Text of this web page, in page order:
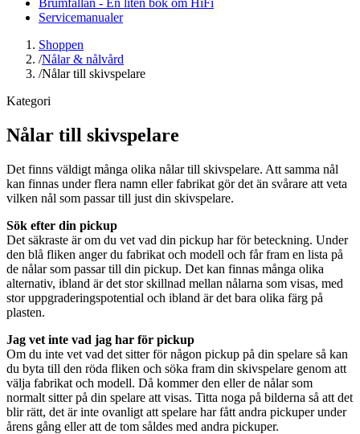
Servicemanualer
Shoppen
/Nålar & nålvård
/Nålar till skivspelare
Kategori
Nålar till skivspelare
Det finns väldigt många olika nålar till skivspelare. Att samma nål
kan finnas under flera namn eller fabrikat gör det än svårare att veta
vilken nål som passar till just din skivspelare.
Sök efter din pickup
Det säkraste är om du vet vad din pickup har för beteckning. Under
den blå fliken anger du fabrikat och modell och får fram en lista på
de nålar som passar till din pickup. Det kan finnas många olika
alternativ, ibland är det stor skillnad mellan nålarna som visas, med
stor uppgraderingspotential och ibland är det bara olika färg på
plasten.
Jag vet inte vad jag har för pickup
Om du inte vet vad det sitter för någon pickup på din spelare så kan
du byta till den röda fliken och söka fram din skivspelare genom att
välja fabrikat och modell. Då kommer den eller de nålar som
normalt sitter på din spelare att visas. Titta noga på bilderna så att det
blir rätt, det är inte ovanligt att spelare har fått andra pickuper under
årens gång eller att de tom såldes med andra pickuper.